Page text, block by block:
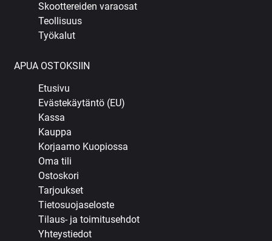
Skoottereiden varaosat
Teollisuus
Työkalut
APUA OSTOKSIIN
Etusivu
Evästekäytäntö (EU)
Kassa
Kauppa
Korjaamo Kuopiossa
Oma tili
Ostoskori
Tarjoukset
Tietosuojaseloste
Tilaus- ja toimitusehdot
Yhteystiedot